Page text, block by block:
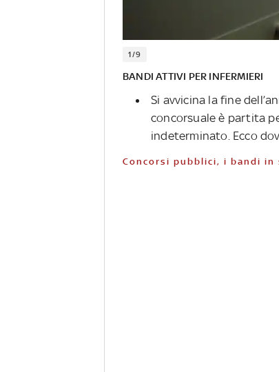
1/9
BANDI ATTIVI PER INFERMIERI
Si avvicina la fine
concorsuale è partita
indeterminato. Ecco
Concorsi pubblici, i bandi in